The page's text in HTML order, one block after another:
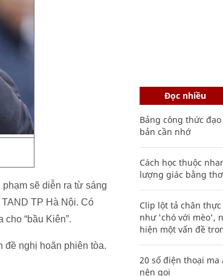
sẽ diễn ra từ sáng
TP Hà Nội. Có
“bầu Kiên”.
đề nghị hoãn phiên tòa.
Đọc nhiều
Bảng công thức
bản cần nhớ
Cách học thuộc
lượng giác bằng
Clip lột tả chân
như 'chó với mèo',
hiện một vấn đề
20 số điện thoại
nên gọi